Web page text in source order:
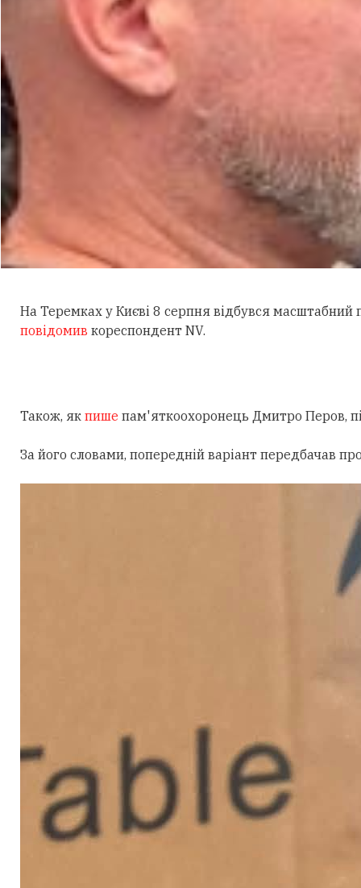
На Теремках у Києві 8 серпня відбувся масштабний
повідомив кореспондент NV.
Також, як пише пам'яткоохоронець Дмитро Перов,
За його словами, попередній варіант передбачав